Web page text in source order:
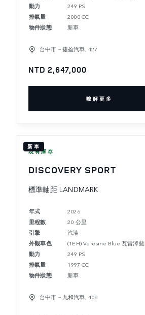
動力
249 PS
排氣量
2000 CC
物件狀態
新車
台中市－捷盈汽車, 427
NTD 2,647,000
暸解更多
新車
現有庫存
DISCOVERY SPORT
標準軸距 LANDMARK
年式
2026
里程數
20 公里
引擎
汽油
外觀車色
(1EH) Varesine Blue 瓦雷澤藍
動力
249 PS
排氣量
1997 CC
物件狀態
新車
台中市－九和汽車, 408